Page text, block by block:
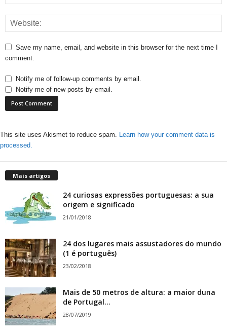
Save my name, email, and website in this browser for the next time I
comment.
Notify me of follow-up comments by email.
Notify me of new posts by email.
This site uses Akismet to reduce spam.
Learn how your comment data is
processed.
Mais artigos
24 curiosas expressões portuguesas: a sua
origem e significado
21/01/2018
24 dos lugares mais assustadores do mundo
(1 é português)
23/02/2018
Mais de 50 metros de altura: a maior duna
de Portugal...
28/07/2019